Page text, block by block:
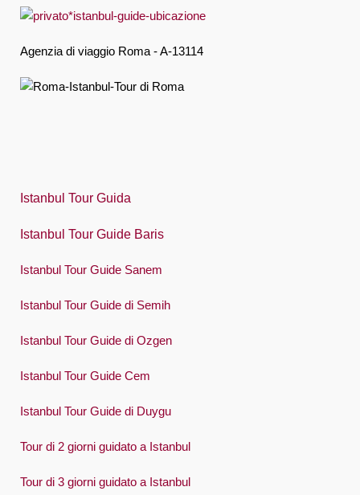
Français
Italiano
Русский
Español
Swedish
Türkçe
Agenzia di viaggio Roma - A-13114
Istanbul Tour Guida
Istanbul Tour Guide Baris
Istanbul Tour Guide Sanem
Istanbul Tour Guide di Semih
Istanbul Tour Guide di Ozgen
Istanbul Tour Guide Cem
Istanbul Tour Guide di Duygu
Tour di 2 giorni guidato a Istanbul
Tour di 3 giorni guidato a Istanbul